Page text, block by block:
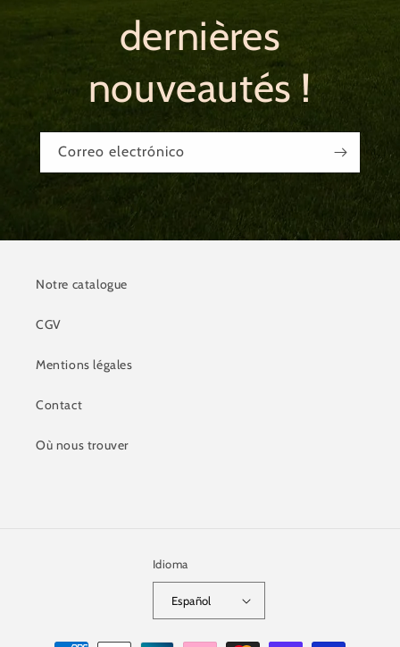
dernières
nouveautés !
Correo electrónico
Notre catalogue
CGV
Mentions légales
Contact
Où nous trouver
Idioma
Español
Formas